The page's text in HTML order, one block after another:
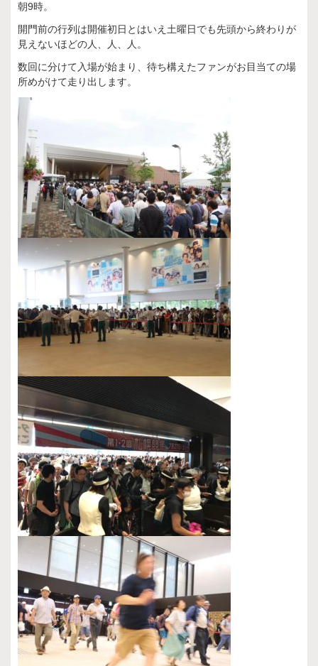
朝9時。
開門前の行列は開催初日とはいえ土曜日でも先頭から終わりが
見えないほどの人、人、人。
数回に分けて入場が始まり、待ち構えたファンがお目当ての場
所めがけて走り出します。